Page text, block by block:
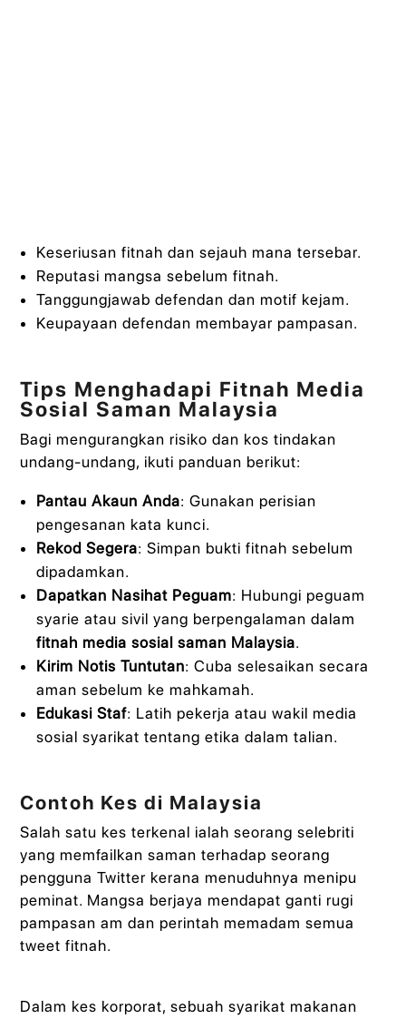
Keseriusan fitnah dan sejauh mana tersebar.
Reputasi mangsa sebelum fitnah.
Tanggungjawab defendan dan motif kejam.
Keupayaan defendan membayar pampasan.
Tips Menghadapi Fitnah Media
Sosial Saman Malaysia
Bagi mengurangkan risiko dan kos tindakan
undang-undang, ikuti panduan berikut:
Pantau Akaun Anda: Gunakan perisian
pengesanan kata kunci.
Rekod Segera: Simpan bukti fitnah sebelum
dipadamkan.
Dapatkan Nasihat Peguam: Hubungi peguam
syarie atau sivil yang berpengalaman dalam
fitnah media sosial saman Malaysia.
Kirim Notis Tuntutan: Cuba selesaikan secara
aman sebelum ke mahkamah.
Edukasi Staf: Latih pekerja atau wakil media
sosial syarikat tentang etika dalam talian.
Contoh Kes di Malaysia
Salah satu kes terkenal ialah seorang selebriti
yang memfailkan saman terhadap seorang
pengguna Twitter kerana menuduhnya menipu
peminat. Mangsa berjaya mendapat ganti rugi
pampasan am dan perintah memadam semua
tweet fitnah.
Dalam kes korporat, sebuah syarikat makanan